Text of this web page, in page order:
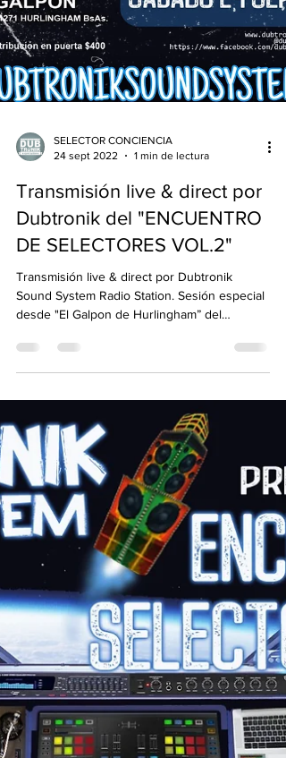
SELECTOR CONCIENCIA
24 sept 2022
1 min de lectura
Transmisión live & direct por
DE SELECTORES VOL.2"
Transmisión live & direct por Dubtronik
"ENCUENTRO DE...